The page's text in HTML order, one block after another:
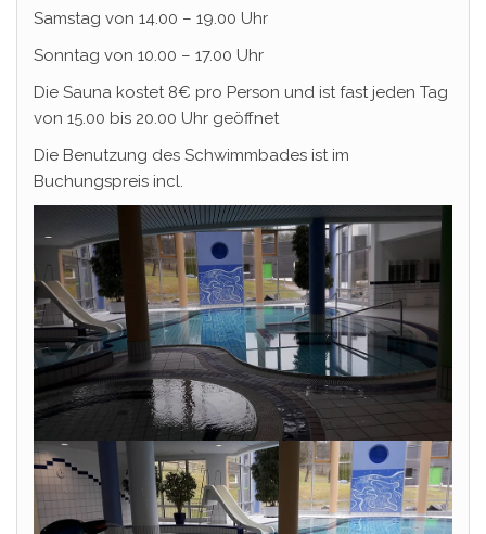
Samstag von 14.00 – 19.00 Uhr
Sonntag von 10.00 – 17.00 Uhr
Die Sauna kostet 8€ pro Person und ist fast jeden Tag
von 15.00 bis 20.00 Uhr geöffnet
Die Benutzung des Schwimmbades ist im
Buchungspreis incl.